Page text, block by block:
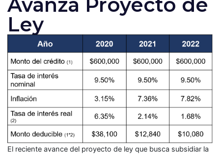
Ley
El reciente avance del proyecto de ley que busca subsidiar la